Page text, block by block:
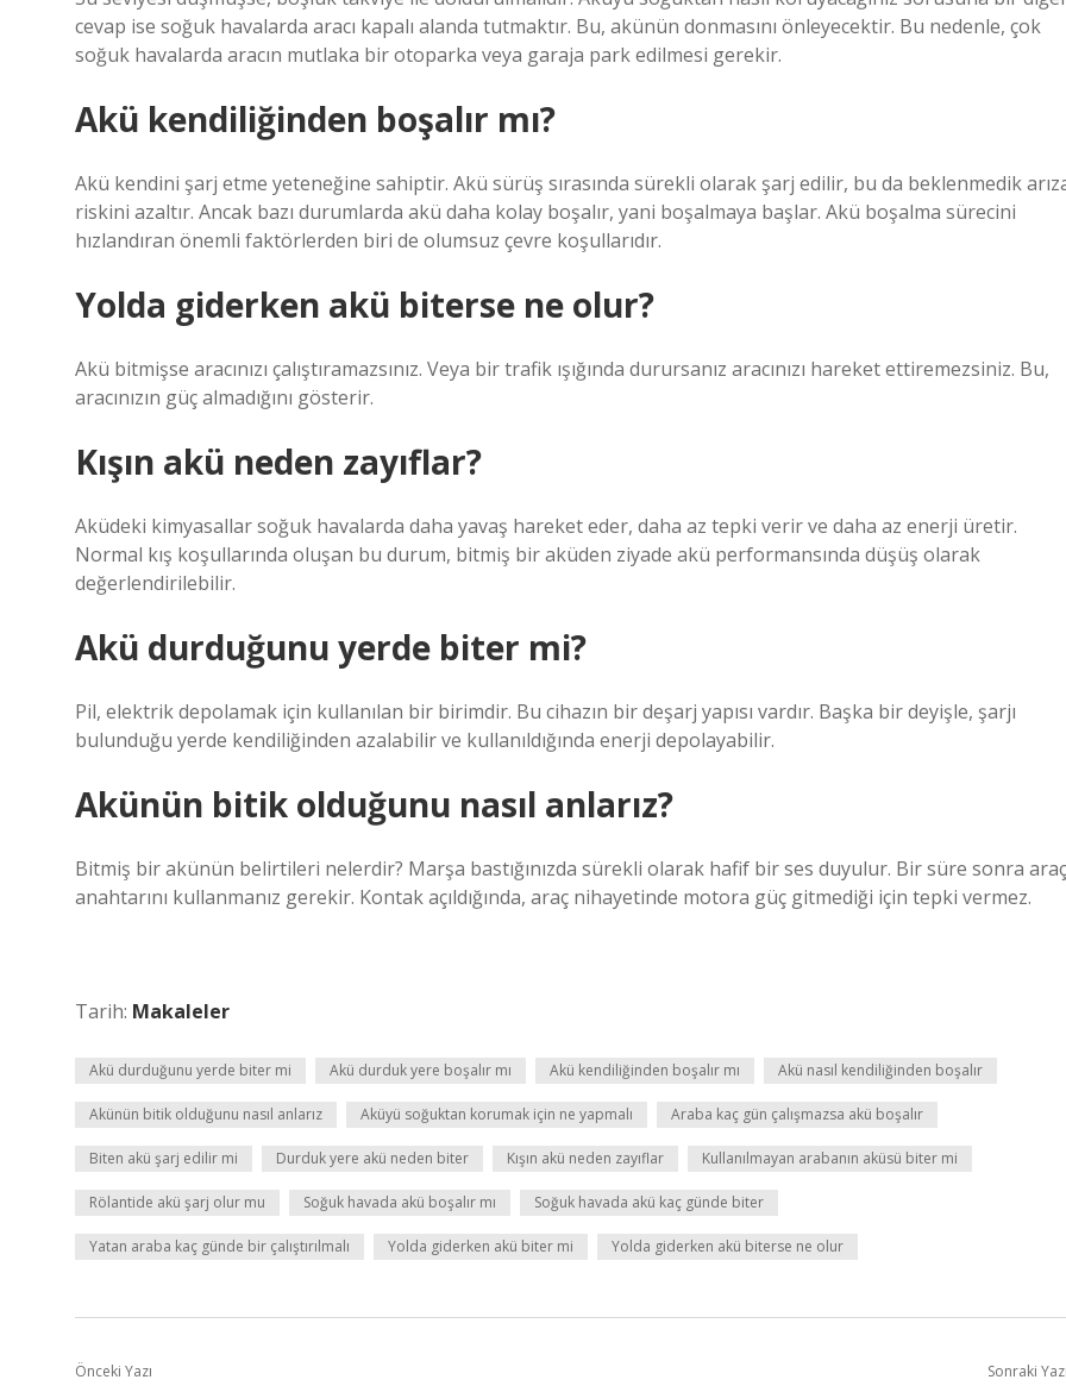
cevap ise soğuk havalarda aracı kapalı alanda tutmaktır. Bu, akünün donmasını önleyecektir. Bu nedenle, çok
soğuk havalarda aracın mutlaka bir otoparka veya garaja park edilmesi gerekir.
Akü kendiliğinden boşalır mı?
Akü kendini şarj etme yeteneğine sahiptir. Akü sürüş sırasında sürekli olarak şarj edilir, bu da beklenmedik
riskini azaltır. Ancak bazı durumlarda akü daha kolay boşalır, yani boşalmaya başlar. Akü boşalma sürecini
hızlandıran önemli faktörlerden biri de olumsuz çevre koşullarıdır.
Yolda giderken akü biterse ne olur?
Akü bitmişse aracınızı çalıştıramazsınız. Veya bir trafik ışığında durursanız aracınızı hareket ettiremezsiniz. Bu,
aracınızın güç almadığını gösterir.
Kışın akü neden zayıflar?
Aküdeki kimyasallar soğuk havalarda daha yavaş hareket eder, daha az tepki verir ve daha az enerji üretir.
Normal kış koşullarında oluşan bu durum, bitmiş bir aküden ziyade akü performansında düşüş olarak
değerlendirilebilir.
Akü durduğunu yerde biter mi?
Pil, elektrik depolamak için kullanılan bir birimdir. Bu cihazın bir deşarj yapısı vardır. Başka bir deyişle, şarjı
bulunduğu yerde kendiliğinden azalabilir ve kullanıldığında enerji depolayabilir.
Akünün bitik olduğunu nasıl anlarız?
Bitmiş bir akünün belirtileri nelerdir? Marşa bastığınızda sürekli olarak hafif bir ses duyulur. Bir süre sonra araç
anahtarını kullanmanız gerekir. Kontak açıldığında, araç nihayetinde motora güç gitmediği için tepki vermez.
Tarih: Makaleler
Akü durduğunu yerde biter mi Akü durduk yere boşalır mı Akü kendiliğinden boşalır mı Akü nasıl kendiliğinden boşalır
Akünün bitik olduğunu nasıl anlarız Aküyü soğuktan korumak için ne yapmalı Araba kaç gün çalışmazsa akü boşalır
Biten akü şarj edilir mi Durduk yere akü neden biter Kışın akü neden zayıflar Kullanılmayan arabanın aküsü biter mi
Rölantide akü şarj olur mu Soğuk havada akü boşalır mı Soğuk havada akü kaç günde biter
Yatan araba kaç günde bir çalıştırılmalı Yolda giderken akü biter mi Yolda giderken akü biterse ne olur
Önceki Yazı Sonraki Yazı